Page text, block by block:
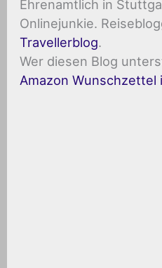
Ehrenamtlich in
Onlinejunkie.
Travellerblog.
Wer diesen Blog
Amazon Wunschzettel